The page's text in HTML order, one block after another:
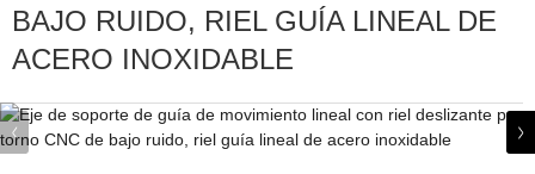
BAJO RUIDO, RIEL GUÍA LINEAL DE
ACERO INOXIDABLE